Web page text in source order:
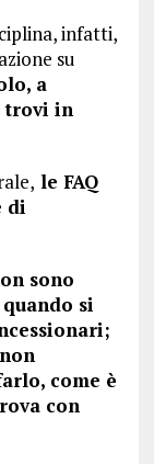
infatti,
su
a
trovi in
le FAQ
di
sono
si
come è
con